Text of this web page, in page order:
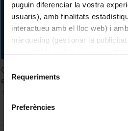
puguin diferenciar la vostra
usuaris), amb finalitats
interactueu amb el lloc web) i
màrqueting (gestionar la publicitat
consultar laPolítica de galetes
Selecció
de Requeriments
Preferències
Com preparar un document PDF
electrònicament?